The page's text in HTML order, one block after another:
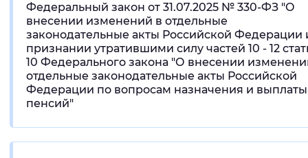
Федеральный закон от 31.07.2025 № 330-ФЗ "О
внесении изменений в отдельные
законодательные акты Российской Федерации
признании утратившими силу частей 10 - 12
10 Федерального закона "О внесении
отдельные законодательные акты Российской
Федерации по вопросам назначения и выплаты
пенсий"